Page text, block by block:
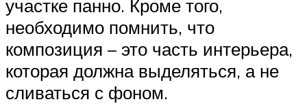
участке панно. Кроме того,
необходимо помнить, что
композиция – это часть интерьера,
которая должна выделяться, а не
сливаться с фоном.